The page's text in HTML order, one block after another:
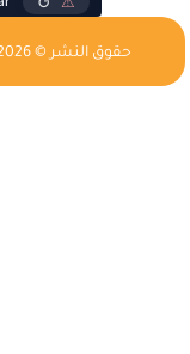
حقوق النشر © 2026